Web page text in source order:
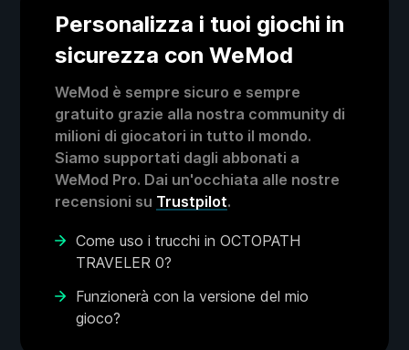
Personalizza i tuoi giochi in
sicurezza con WeMod
WeMod è sempre sicuro e sempre
gratuito grazie alla nostra community di
milioni di giocatori in tutto il mondo.
Siamo supportati dagli abbonati a
WeMod Pro. Dai un'occhiata alle nostre
recensioni su Trustpilot.
Come uso i trucchi in OCTOPATH
TRAVELER 0?
Funzionerà con la versione del mio
gioco?